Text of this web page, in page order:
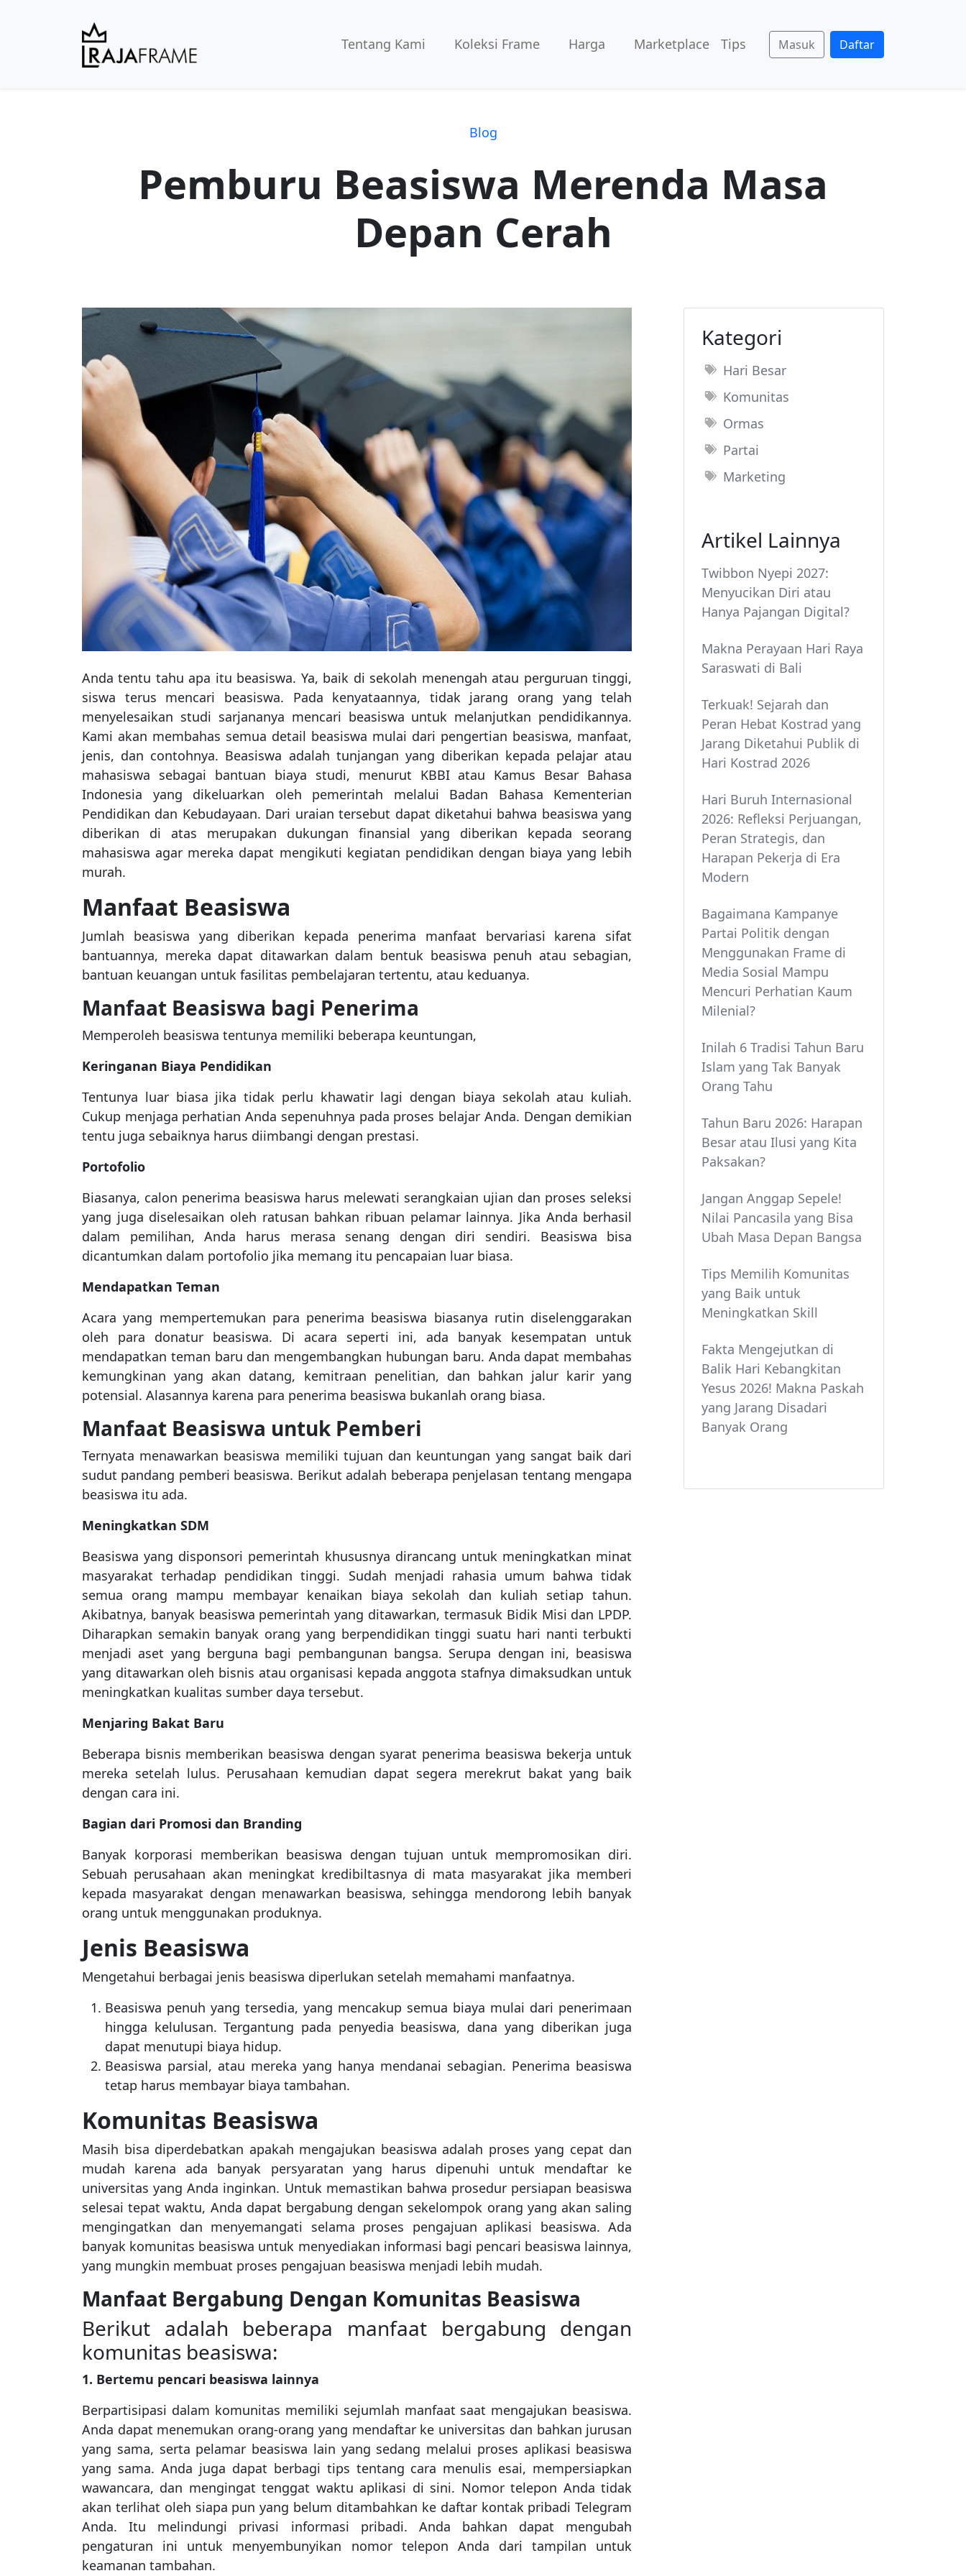
Tentang Kami Koleksi Frame Harga Marketplace Tips Masuk Daftar
Blog
Pemburu Beasiswa Merenda Masa
Depan Cerah
Anda tentu tahu apa itu beasiswa. Ya, baik di sekolah menengah atau perguruan tinggi,
siswa terus mencari beasiswa. Pada kenyataannya, tidak jarang orang yang telah
menyelesaikan studi sarjananya mencari beasiswa untuk melanjutkan pendidikannya.
Kami akan membahas semua detail beasiswa mulai dari pengertian beasiswa, manfaat,
jenis, dan contohnya. Beasiswa adalah tunjangan yang diberikan kepada pelajar atau
mahasiswa sebagai bantuan biaya studi, menurut KBBI atau Kamus Besar Bahasa
Indonesia yang dikeluarkan oleh pemerintah melalui Badan Bahasa Kementerian
Pendidikan dan Kebudayaan. Dari uraian tersebut dapat diketahui bahwa beasiswa yang
diberikan di atas merupakan dukungan finansial yang diberikan kepada seorang
mahasiswa agar mereka dapat mengikuti kegiatan pendidikan dengan biaya yang lebih
murah.
Manfaat Beasiswa
Jumlah beasiswa yang diberikan kepada penerima manfaat bervariasi karena sifat
bantuannya, mereka dapat ditawarkan dalam bentuk beasiswa penuh atau sebagian,
bantuan keuangan untuk fasilitas pembelajaran tertentu, atau keduanya.
Manfaat Beasiswa bagi Penerima
Memperoleh beasiswa tentunya memiliki beberapa keuntungan,
Keringanan Biaya Pendidikan
Tentunya luar biasa jika tidak perlu khawatir lagi dengan biaya sekolah atau kuliah.
Cukup menjaga perhatian Anda sepenuhnya pada proses belajar Anda. Dengan demikian
tentu juga sebaiknya harus diimbangi dengan prestasi.
Portofolio
Biasanya, calon penerima beasiswa harus melewati serangkaian ujian dan proses seleksi
yang juga diselesaikan oleh ratusan bahkan ribuan pelamar lainnya. Jika Anda berhasil
dalam pemilihan, Anda harus merasa senang dengan diri sendiri. Beasiswa bisa
dicantumkan dalam portofolio jika memang itu pencapaian luar biasa.
Mendapatkan Teman
Acara yang mempertemukan para penerima beasiswa biasanya rutin diselenggarakan
oleh para donatur beasiswa. Di acara seperti ini, ada banyak kesempatan untuk
mendapatkan teman baru dan mengembangkan hubungan baru. Anda dapat membahas
kemungkinan yang akan datang, kemitraan penelitian, dan bahkan jalur karir yang
potensial. Alasannya karena para penerima beasiswa bukanlah orang biasa.
Manfaat Beasiswa untuk Pemberi
Ternyata menawarkan beasiswa memiliki tujuan dan keuntungan yang sangat baik dari
sudut pandang pemberi beasiswa. Berikut adalah beberapa penjelasan tentang mengapa
beasiswa itu ada.
Meningkatkan SDM
Beasiswa yang disponsori pemerintah khususnya dirancang untuk meningkatkan minat
masyarakat terhadap pendidikan tinggi. Sudah menjadi rahasia umum bahwa tidak
semua orang mampu membayar kenaikan biaya sekolah dan kuliah setiap tahun.
Akibatnya, banyak beasiswa pemerintah yang ditawarkan, termasuk Bidik Misi dan LPDP.
Diharapkan semakin banyak orang yang berpendidikan tinggi suatu hari nanti terbukti
menjadi aset yang berguna bagi pembangunan bangsa. Serupa dengan ini, beasiswa
yang ditawarkan oleh bisnis atau organisasi kepada anggota stafnya dimaksudkan untuk
meningkatkan kualitas sumber daya tersebut.
Menjaring Bakat Baru
Beberapa bisnis memberikan beasiswa dengan syarat penerima beasiswa bekerja untuk
mereka setelah lulus. Perusahaan kemudian dapat segera merekrut bakat yang baik
dengan cara ini.
Bagian dari Promosi dan Branding
Banyak korporasi memberikan beasiswa dengan tujuan untuk mempromosikan diri.
Sebuah perusahaan akan meningkat kredibiltasnya di mata masyarakat jika memberi
kepada masyarakat dengan menawarkan beasiswa, sehingga mendorong lebih banyak
orang untuk menggunakan produknya.
Jenis Beasiswa
Mengetahui berbagai jenis beasiswa diperlukan setelah memahami manfaatnya.
Beasiswa penuh yang tersedia, yang mencakup semua biaya mulai dari penerimaan
hingga kelulusan. Tergantung pada penyedia beasiswa, dana yang diberikan juga
dapat menutupi biaya hidup.
Beasiswa parsial, atau mereka yang hanya mendanai sebagian. Penerima beasiswa
tetap harus membayar biaya tambahan.
Komunitas Beasiswa
Masih bisa diperdebatkan apakah mengajukan beasiswa adalah proses yang cepat dan
mudah karena ada banyak persyaratan yang harus dipenuhi untuk mendaftar ke
universitas yang Anda inginkan. Untuk memastikan bahwa prosedur persiapan beasiswa
selesai tepat waktu, Anda dapat bergabung dengan sekelompok orang yang akan saling
mengingatkan dan menyemangati selama proses pengajuan aplikasi beasiswa. Ada
banyak komunitas beasiswa untuk menyediakan informasi bagi pencari beasiswa lainnya,
yang mungkin membuat proses pengajuan beasiswa menjadi lebih mudah.
Manfaat Bergabung Dengan Komunitas Beasiswa
Berikut adalah beberapa manfaat bergabung dengan
komunitas beasiswa:
1. Bertemu pencari beasiswa lainnya
Berpartisipasi dalam komunitas memiliki sejumlah manfaat saat mengajukan beasiswa.
Anda dapat menemukan orang-orang yang mendaftar ke universitas dan bahkan jurusan
yang sama, serta pelamar beasiswa lain yang sedang melalui proses aplikasi beasiswa
yang sama. Anda juga dapat berbagi tips tentang cara menulis esai, mempersiapkan
wawancara, dan mengingat tenggat waktu aplikasi di sini. Nomor telepon Anda tidak
akan terlihat oleh siapa pun yang belum ditambahkan ke daftar kontak pribadi Telegram
Anda. Itu melindungi privasi informasi pribadi. Anda bahkan dapat mengubah
pengaturan ini untuk menyembunyikan nomor telepon Anda dari tampilan untuk
keamanan tambahan.
Kategori
Hari Besar
Komunitas
Ormas
Partai
Marketing
Artikel Lainnya
Twibbon Nyepi 2027:
Menyucikan Diri atau
Hanya Pajangan Digital?
Makna Perayaan Hari Raya
Saraswati di Bali
Terkuak! Sejarah dan
Peran Hebat Kostrad yang
Jarang Diketahui Publik di
Hari Kostrad 2026
Hari Buruh Internasional
2026: Refleksi Perjuangan,
Peran Strategis, dan
Harapan Pekerja di Era
Modern
Bagaimana Kampanye
Partai Politik dengan
Menggunakan Frame di
Media Sosial Mampu
Mencuri Perhatian Kaum
Milenial?
Inilah 6 Tradisi Tahun Baru
Islam yang Tak Banyak
Orang Tahu
Tahun Baru 2026: Harapan
Besar atau Ilusi yang Kita
Paksakan?
Jangan Anggap Sepele!
Nilai Pancasila yang Bisa
Ubah Masa Depan Bangsa
Tips Memilih Komunitas
yang Baik untuk
Meningkatkan Skill
Fakta Mengejutkan di
Balik Hari Kebangkitan
Yesus 2026! Makna Paskah
yang Jarang Disadari
Banyak Orang